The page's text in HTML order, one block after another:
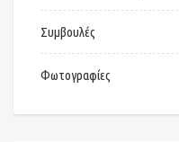
Συμβουλές
Φωτογραφίες